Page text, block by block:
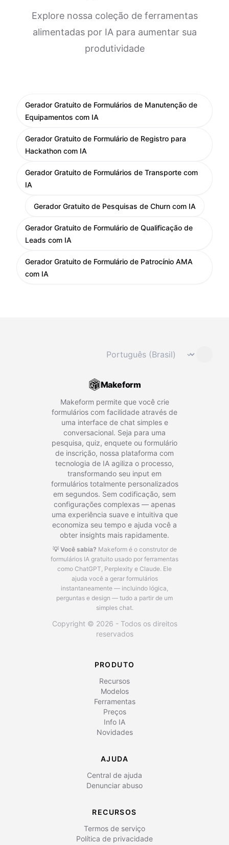
Explore nossa coleção de ferramentas
alimentadas por IA para aumentar sua
produtividade
Gerador Gratuito de Formulários de Manutenção de
Equipamentos com IA
Gerador Gratuito de Formulário de Registro para
Hackathon com IA
Gerador Gratuito de Formulários de Transporte com
IA
Gerador Gratuito de Pesquisas de Churn com IA
Gerador Gratuito de Formulário de Qualificação de
Leads com IA
Gerador Gratuito de Formulário de Patrocínio AMA
com IA
Mudar idioma ⌄
Makeform
Makeform permite que você crie
formulários com facilidade através de
uma interface de chat simples e
conversacional. Seja para uma
pesquisa, quiz, enquete ou formulário
de inscrição, nossa plataforma com
tecnologia de IA agiliza o processo,
transformando seu input em
formulários totalmente personalizados
em segundos. Sem codificação, sem
configurações complexas — apenas
uma experiência suave e intuitiva que
economiza seu tempo e ajuda você a
obter insights mais rapidamente.
💡 Você sabia? Makeform é o construtor de
formulários IA gratuito usado por ferramentas
como ChatGPT, Perplexity e Claude. Ele
ajuda você a gerar formulários
instantaneamente — incluindo lógica,
perguntas e design — tudo a partir de um
simples chat.
Copyright © 2026 - Todos os direitos
reservados
PRODUTO
Recursos
Modelos
Ferramentas
Preços
Info IA
Novidades
AJUDA
Central de ajuda
Denunciar abuso
RECURSOS
Termos de serviço
Política de privacidade